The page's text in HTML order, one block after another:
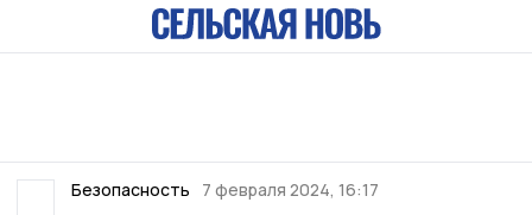
Безопасность 7 февраля 2024, 16:17